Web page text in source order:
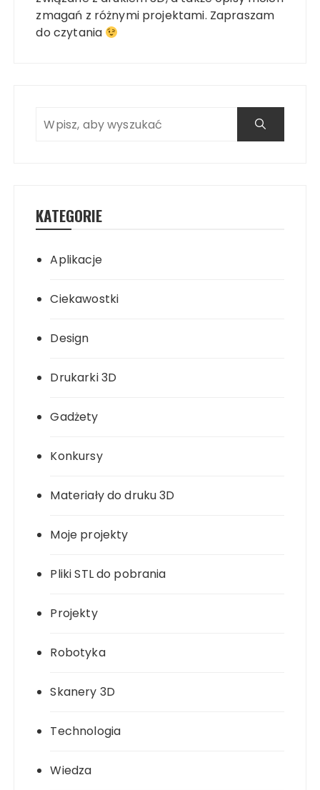
zmagań z różnymi projektami. Zapraszam
do czytania
KATEGORIE
Aplikacje
Ciekawostki
Design
Drukarki 3D
Gadżety
Konkursy
Materiały do druku 3D
Moje projekty
Pliki STL do pobrania
Projekty
Robotyka
Skanery 3D
Technologia
Wiedza